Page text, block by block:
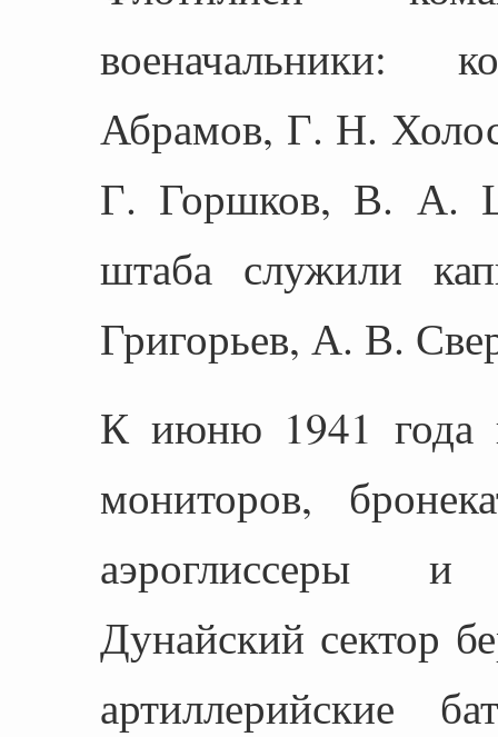
Абрамов, Г. Н.
Г. Горшков, В. А.
штаба служили
Григорьев, А. В.
К июню 1941 года
мониторов,
аэроглиссеры и
Дунайский сектор
артиллерийские